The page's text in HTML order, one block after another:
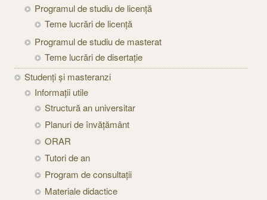
Programul de studiu de licență
Teme lucrări de licență
Programul de studiu de masterat
Teme lucrări de disertație
Studenți şi masteranzi
Informaţii utile
Structură an universitar
Planuri de învățământ
ORAR
Tutori de an
Program de consultații
Materiale didactice